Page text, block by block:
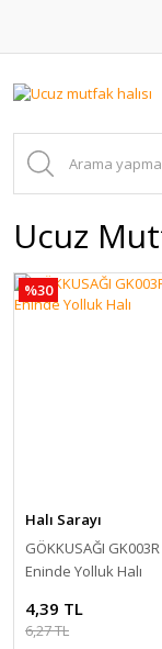
Ucuz
%30
Halı Sarayı
GÖKKUSAĞI
Eninde Yolluk Halı
4,39 TL
6,27 TL